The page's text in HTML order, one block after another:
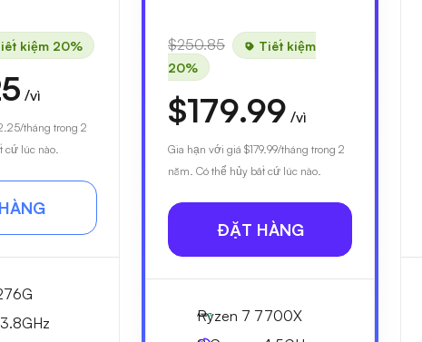
kiệm 20%
/vì
/tháng trong 2
cứ lúc nào.
$250.85
Tiết kiệm
20%
$179.99 /vì
Gia hạn với giá $179.99/tháng trong 2
năm. Có thể hủy bất cứ lúc nào.
ĐẶT HÀNG
Ryzen 7 7700X